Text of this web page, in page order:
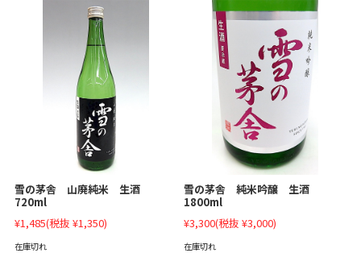
雪の茅舎 山廃純米 生酒
720ml
¥1,485(税抜 ¥1,350)
在庫切れ
雪の茅舎 純米吟醸 生酒
1800ml
¥3,300(税抜 ¥3,000)
在庫切れ